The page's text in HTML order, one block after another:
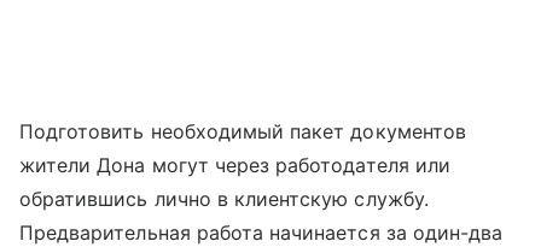
Подготовить необходимый пакет документов
жители Дона могут через работодателя или
обратившись лично в клиентскую службу.
Предварительная работа начинается за один-два